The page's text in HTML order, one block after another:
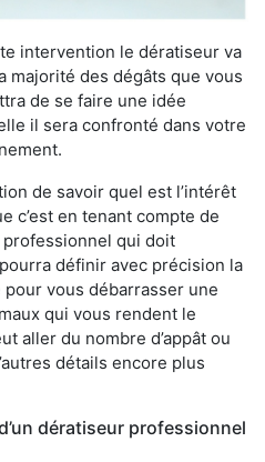
intervention le dératiseur va
majorité des dégâts que vous
de se faire une idée
il sera confronté dans votre
de savoir quel est l’intérêt
c’est en tenant compte de
qui doit
définir avec précision la
vous débarrasser une
qui vous rendent le
aller du nombre d’appât ou
détails encore plus
dératiseur professionnel